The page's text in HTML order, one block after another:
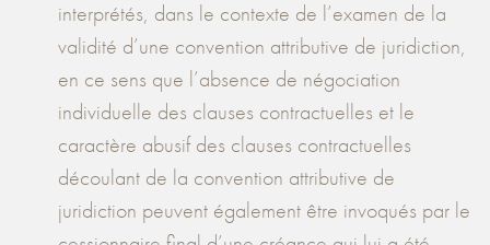
interprétés, dans le contexte de l’examen de la
validité d’une convention attributive de juridiction,
en ce sens que l’absence de négociation
individuelle des clauses contractuelles et le
caractère abusif des clauses contractuelles
découlant de la convention attributive de
juridiction peuvent également être invoqués par le